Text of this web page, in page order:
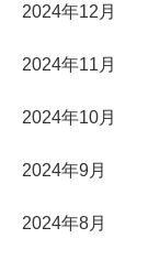
2024年12月
2024年11月
2024年10月
2024年9月
2024年8月